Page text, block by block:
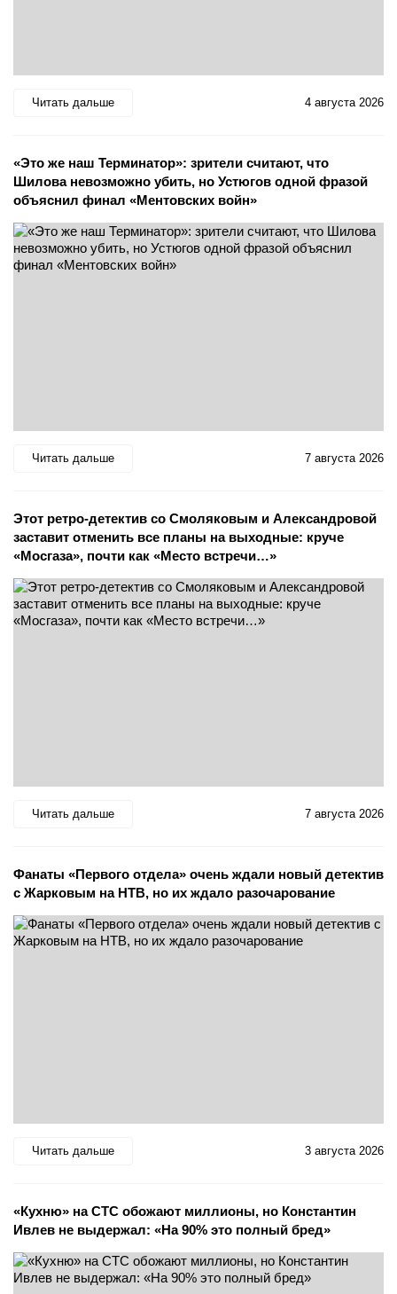
Читать дальше 4 августа 2026
«Это же наш Терминатор»: зрители считают, что
Шилова невозможно убить, но Устюгов одной фразой
объяснил финал «Ментовских войн»
Читать дальше 7 августа 2026
Этот ретро-детектив со Смоляковым и Александровой
заставит отменить все планы на выходные: круче
«Мосгаза», почти как «Место встречи…»
Читать дальше 7 августа 2026
Фанаты «Первого отдела» очень ждали новый детектив
с Жарковым на НТВ, но их ждало разочарование
Читать дальше 3 августа 2026
«Кухню» на СТС обожают миллионы, но Константин
Ивлев не выдержал: «На 90% это полный бред»